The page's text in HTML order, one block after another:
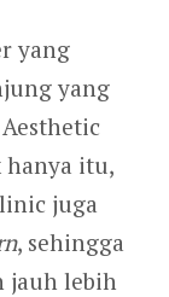
yang
yang
hanya itu,
juga
, sehingga
jauh lebih